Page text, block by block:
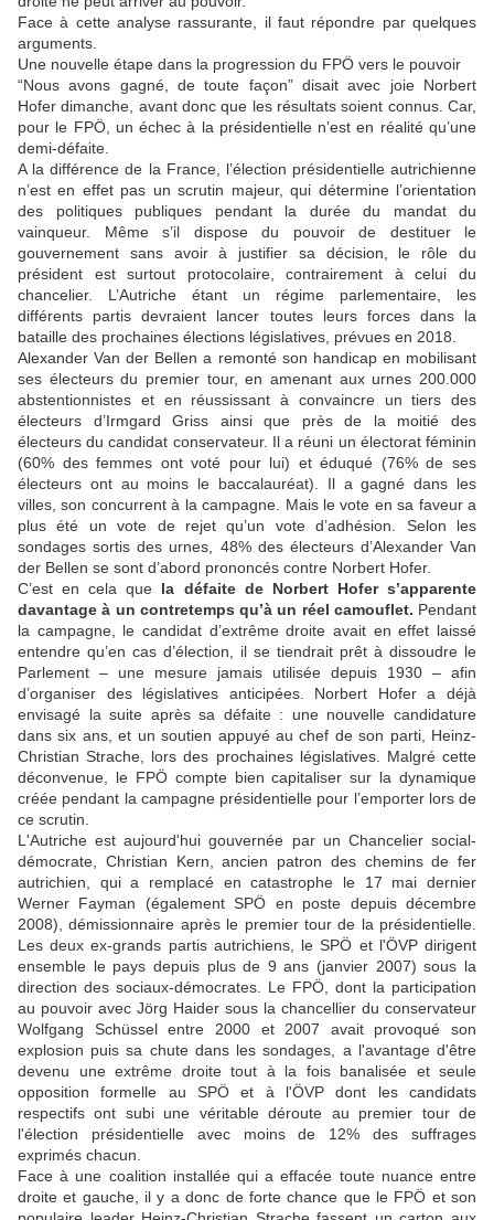
Face à cette analyse rassurante, il faut répondre par quelques
arguments.
Une nouvelle étape dans la progression du FPÖ vers le pouvoir
“Nous avons gagné, de toute façon” disait avec joie Norbert
Hofer dimanche, avant donc que les résultats soient connus. Car,
pour le FPÖ, un échec à la présidentielle n’est en réalité qu’une
demi-défaite.
A la différence de la France, l’élection présidentielle autrichienne
n’est en effet pas un scrutin majeur, qui détermine l’orientation
des politiques publiques pendant la durée du mandat du
vainqueur. Même s’il dispose du pouvoir de destituer le
gouvernement sans avoir à justifier sa décision, le rôle du
président est surtout protocolaire, contrairement à celui du
chancelier. L’Autriche étant un régime parlementaire, les
différents partis devraient lancer toutes leurs forces dans la
bataille des prochaines élections législatives, prévues en 2018.
Alexander Van der Bellen a remonté son handicap en mobilisant
ses électeurs du premier tour, en amenant aux urnes 200.000
abstentionnistes et en réussissant à convaincre un tiers des
électeurs d’Irmgard Griss ainsi que près de la moitié des
électeurs du candidat conservateur. Il a réuni un électorat féminin
(60% des femmes ont voté pour lui) et éduqué (76% de ses
électeurs ont au moins le baccalauréat). Il a gagné dans les
villes, son concurrent à la campagne. Mais le vote en sa faveur a
plus été un vote de rejet qu’un vote d’adhésion. Selon les
sondages sortis des urnes, 48% des électeurs d’Alexander Van
der Bellen se sont d’abord prononcés contre Norbert Hofer.
C’est en cela que la défaite de Norbert Hofer s’apparente
davantage à un contretemps qu’à un réel camouflet. Pendant
la campagne, le candidat d’extrême droite avait en effet laissé
entendre qu’en cas d’élection, il se tiendrait prêt à dissoudre le
Parlement – une mesure jamais utilisée depuis 1930 – afin
d’organiser des législatives anticipées. Norbert Hofer a déjà
envisagé la suite après sa défaite : une nouvelle candidature
dans six ans, et un soutien appuyé au chef de son parti, Heinz-
Christian Strache, lors des prochaines législatives. Malgré cette
déconvenue, le FPÖ compte bien capitaliser sur la dynamique
créée pendant la campagne présidentielle pour l’emporter lors de
ce scrutin.
L'Autriche est aujourd'hui gouvernée par un Chancelier social-
démocrate, Christian Kern, ancien patron des chemins de fer
autrichien, qui a remplacé en catastrophe le 17 mai dernier
Werner Fayman (également SPÖ en poste depuis décembre
2008), démissionnaire après le premier tour de la présidentielle.
Les deux ex-grands partis autrichiens, le SPÖ et l'ÖVP dirigent
ensemble le pays depuis plus de 9 ans (janvier 2007) sous la
direction des sociaux-démocrates. Le FPÖ, dont la participation
au pouvoir avec Jörg Haider sous la chancellier du conservateur
Wolfgang Schüssel entre 2000 et 2007 avait provoqué son
explosion puis sa chute dans les sondages, a l'avantage d'être
devenu une extrême droite tout à la fois banalisée et seule
opposition formelle au SPÖ et à l'ÖVP dont les candidats
respectifs ont subi une véritable déroute au premier tour de
l'élection présidentielle avec moins de 12% des suffrages
exprimés chacun.
Face à une coalition installée qui a effacée toute nuance entre
droite et gauche, il y a donc de forte chance que le FPÖ et son